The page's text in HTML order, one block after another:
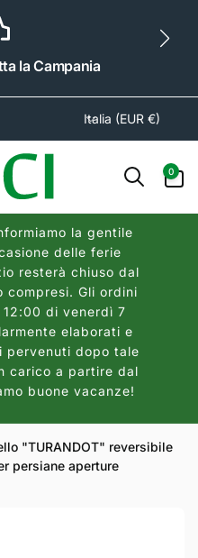
a partire da € 9.90
A
e
a
g
e
o
g
r
a
f
Italia (EUR €)
0
articoli
la gentile
delle ferie
resterà chiuso dal
compresi. Gli ordini
di venerdì 7
elaborati e
pervenuti dopo tale
carico a partire dal
buone vacanze!
"TURANDOT" reversibile
persiane aperture